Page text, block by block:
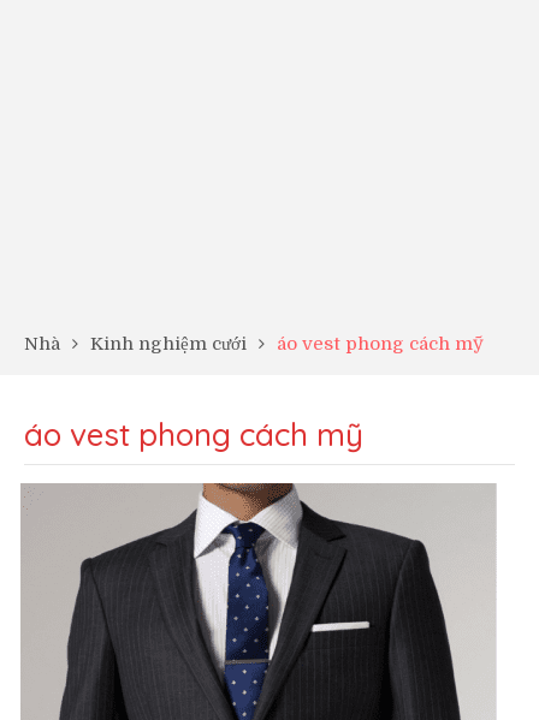
Nhà Kinh nghiệm cưới áo vest phong cách mỹ
áo vest phong cách mỹ